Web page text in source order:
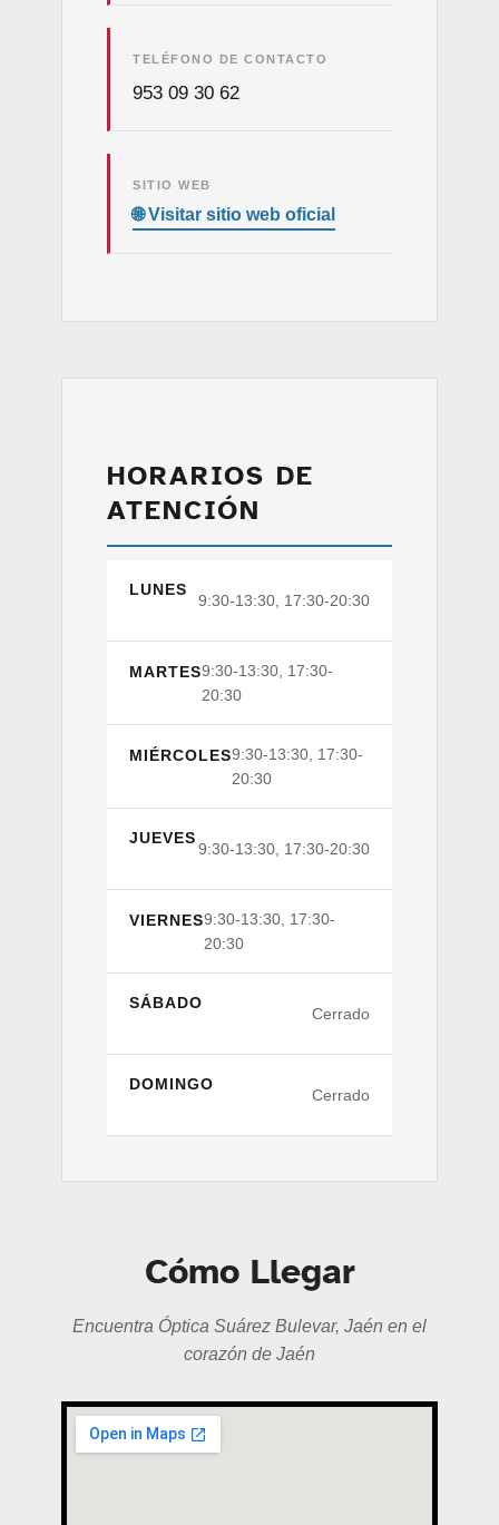
TELÉFONO DE CONTACTO
953 09 30 62
SITIO WEB
HORARIOS DE
ATENCIÓN
LUNES
9:30-13:30, 17:30-20:30
MARTES9:30-13:30, 17:30-
20:30
MIÉRCOLES9:30-13:30, 17:30-
20:30
JUEVES
9:30-13:30, 17:30-20:30
VIERNES9:30-13:30, 17:30-
20:30
SÁBADO
Cerrado
DOMINGO
Cerrado
Cómo Llegar
Encuentra Óptica Suárez Bulevar, Jaén en el
corazón de Jaén